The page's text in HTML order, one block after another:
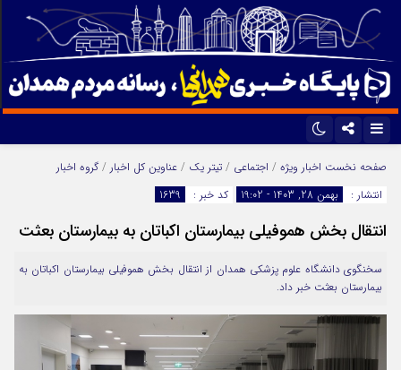
اینستاگرام
تلگرام
ایتا
آپارات
صفحه نخست اخبار ویژه / اجتماعی / تیتر یک / عناوین کل اخبار / گروه اخبار
انتشار :
بهمن 28, 1403 - 19:02 کد خبر : 1639
انتقال بخش هموفیلی بیمارستان اکباتان به بیمارستان بعثت
سخنگوی دانشگاه علوم پزشکی همدان از انتقال بخش هموفیلی بیمارستان اکباتان به
بیمارستان بعثت خبر داد.